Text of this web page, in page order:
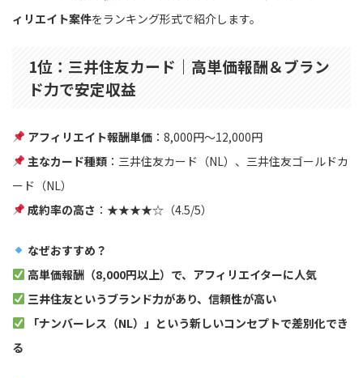
ィリエイト案件をランキング形式で紹介します。
1位：三井住友カード｜高単価報酬＆ブラン
ド力で安定収益
アフィリエイト報酬単価：8,000円〜12,000円
主なカード種類：三井住友カード（NL）、三井住友ゴールドカ
ード（NL）
成約率の高さ ：★★★★☆（4.5/5）
なぜおすすめ？
高単価報酬（8,000円以上）で、アフィリエイターに人気
三井住友というブランド力があり、信頼性が高い
「ナンバーレス（NL）」という新しいコンセプトで差別化でき
る